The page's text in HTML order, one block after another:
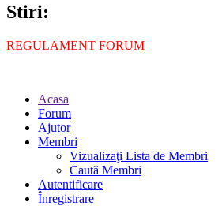
Stiri:
REGULAMENT FORUM
Acasa
Forum
Ajutor
Membri
Vizualizaţi Lista de Membri
Caută Membri
Autentificare
Înregistrare